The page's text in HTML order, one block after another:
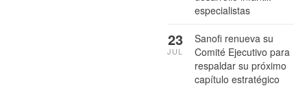
especialistas
Sanofi renueva su
Comité Ejecutivo para
respaldar su próximo
capítulo estratégico
23
JUL